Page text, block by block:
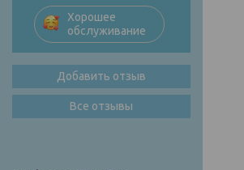
Хорошее
обслуживание
Добавить отзыв
Все отзывы